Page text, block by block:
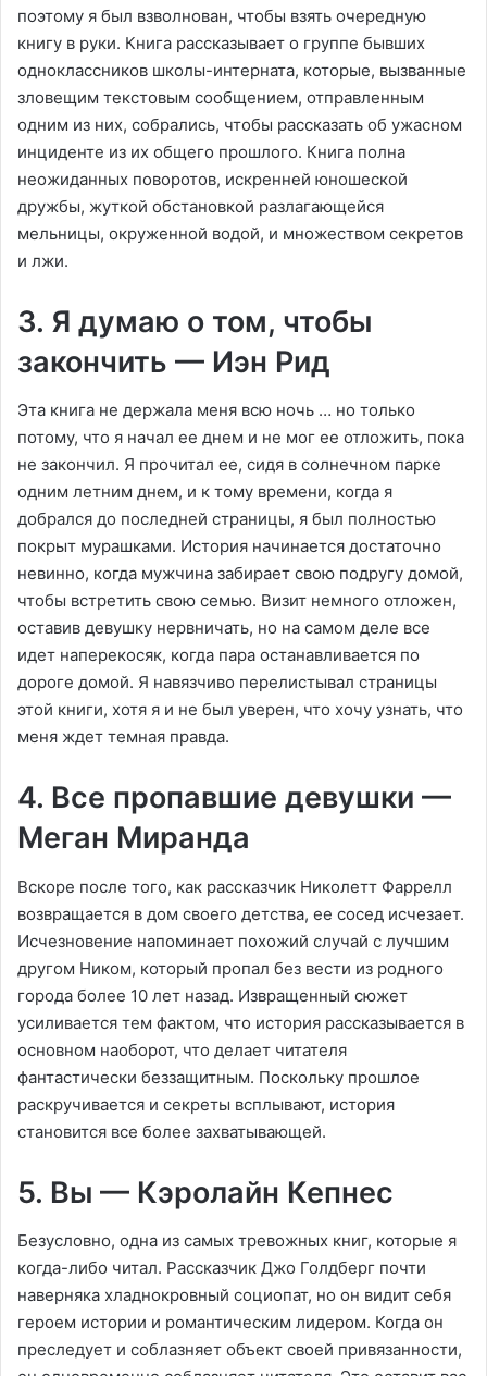
поэтому я был взволнован, чтобы взять очередную
книгу в руки. Книга рассказывает о группе бывших
одноклассников школы-интерната, которые, вызванные
зловещим текстовым сообщением, отправленным
одним из них, собрались, чтобы рассказать об ужасном
инциденте из их общего прошлого. Книга полна
неожиданных поворотов, искренней юношеской
дружбы, жуткой обстановкой разлагающейся
мельницы, окруженной водой, и множеством секретов
и лжи.
3. Я думаю о том, чтобы
закончить — Иэн Рид
Эта книга не держала меня всю ночь … но только
потому, что я начал ее днем и не мог ее отложить, пока
не закончил. Я прочитал ее, сидя в солнечном парке
одним летним днем, и к тому времени, когда я
добрался до последней страницы, я был полностью
покрыт мурашками. История начинается достаточно
невинно, когда мужчина забирает свою подругу домой,
чтобы встретить свою семью. Визит немного отложен,
оставив девушку нервничать, но на самом деле все
идет наперекосяк, когда пара останавливается по
дороге домой. Я навязчиво перелистывал страницы
этой книги, хотя я и не был уверен, что хочу узнать, что
меня ждет темная правда.
4. Все пропавшие девушки —
Меган Миранда
Вскоре после того, как рассказчик Николетт Фаррелл
возвращается в дом своего детства, ее сосед исчезает.
Исчезновение напоминает похожий случай с лучшим
другом Ником, который пропал без вести из родного
города более 10 лет назад. Извращенный сюжет
усиливается тем фактом, что история рассказывается в
основном наоборот, что делает читателя
фантастически беззащитным. Поскольку прошлое
раскручивается и секреты всплывают, история
становится все более захватывающей.
5. Вы — Кэролайн Кепнес
Безусловно, одна из самых тревожных книг, которые я
когда-либо читал. Рассказчик Джо Голдберг почти
наверняка хладнокровный социопат, но он видит себя
героем истории и романтическим лидером. Когда он
преследует и соблазняет объект своей привязанности,